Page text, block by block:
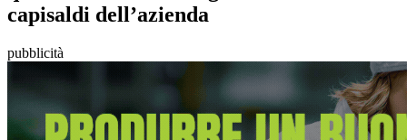
capisaldi dell’azienda
pubblicità